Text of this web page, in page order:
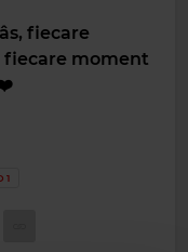
fiecare
moment
1